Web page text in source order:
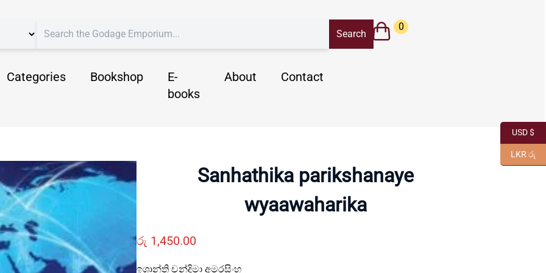
Categories Bookshop
E-
books
About Contact
0
Sanhathika parikshanaye
wyaawaharika
රු 1,450.00
ඉශාන්ති චන්දිමා අමරසිංහ
USD $
LKR රු